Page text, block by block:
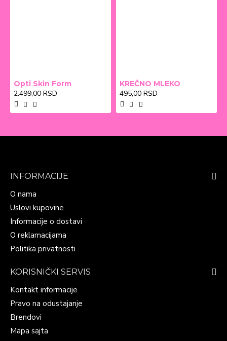
Opti Skin Form
2.499,00 RSD
KREČNO MLEKO
495,00 RSD
INFORMACIJE
O nama
Uslovi kupovine
Informacije o dostavi
O reklamacijama
Politika privatnosti
KORISNIČKI SERVIS
Kontakt informacije
Pravo na odustajanje
Brendovi
Mapa sajta